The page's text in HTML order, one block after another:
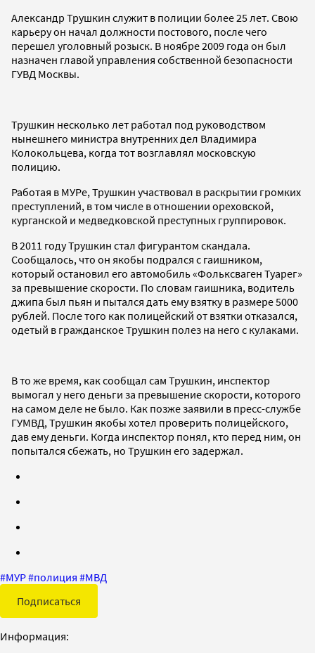
Александр Трушкин служит в полиции более 25 лет. Свою
карьеру он начал должности постового, после чего
перешел уголовный розыск. В ноябре 2009 года он был
назначен главой управления собственной безопасности
ГУВД Москвы.
Трушкин несколько лет работал под руководством
нынешнего министра внутренних дел Владимира
Колокольцева, когда тот возглавлял московскую
полицию.
Работая в МУРе, Трушкин участвовал в раскрытии громких
преступлений, в том числе в отношении ореховской,
курганской и медведковской преступных группировок.
В 2011 году Трушкин стал фигурантом скандала.
Сообщалось, что он якобы подрался с гаишником,
который остановил его автомобиль «Фольксваген Туарег»
за превышение скорости. По словам гаишника, водитель
джипа был пьян и пытался дать ему взятку в размере 5000
рублей. После того как полицейский от взятки отказался,
одетый в гражданское Трушкин полез на него с кулаками.
В то же время, как сообщал сам Трушкин, инспектор
вымогал у него деньги за превышение скорости, которого
на самом деле не было. Как позже заявили в пресс-службе
ГУМВД, Трушкин якобы хотел проверить полицейского,
дав ему деньги. Когда инспектор понял, кто перед ним, он
попытался сбежать, но Трушкин его задержал.
#МУР#полиция #МВД
Подписаться
Информация: